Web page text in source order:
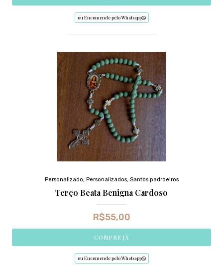
ou Encomende pelo Whatsapp
Personalizado, Personalizados, Santos padroeiros
Terço Beata Benigna Cardoso
R$55,00
COMPRE JÁ
ou Encomende pelo Whatsapp